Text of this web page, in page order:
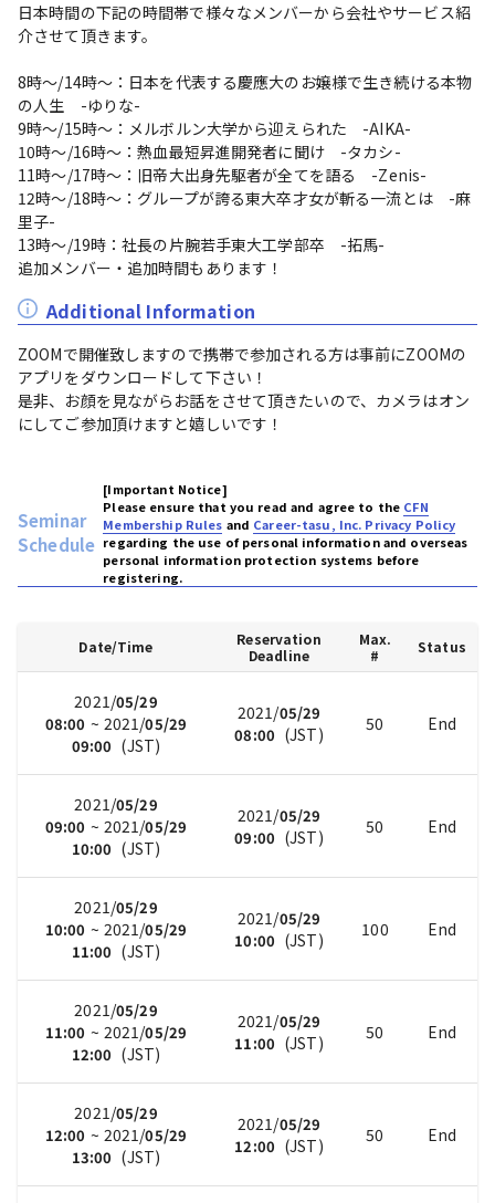
日本時間の下記の時間帯で様々なメンバーから会社やサービス紹
介させて頂きます。
8時～/14時～：日本を代表する慶應大のお嬢様で生き続ける本物
の人生　-ゆりな-
9時～/15時～：メルボルン大学から迎えられた　-AIKA-
10時～/16時～：熱血最短昇進開発者に聞け　-タカシ-
11時～/17時～：旧帝大出身先駆者が全てを語る　-Zenis-
12時～/18時～：グループが誇る東大卒才女が斬る一流とは　-麻
里子-
13時～/19時：社長の片腕若手東大工学部卒　-拓馬-
追加メンバー・追加時間もあります！
Additional Information
ZOOMで開催致しますので携帯で参加される方は事前にZOOMの
アプリをダウンロードして下さい！
是非、お顔を見ながらお話をさせて頂きたいので、カメラはオン
にしてご参加頂けますと嬉しいです！
Seminar
Schedule
[Important Notice]
Please ensure that you read and agree to the CFN
Membership Rules and Career-tasu, Inc. Privacy Policy
regarding the use of personal information and overseas
personal information protection systems before
registering.
Date/Time
Reservation
Deadline
Max.
#
Status
2021/05/29
08:00 ~ 2021/05/29
09:00 (JST)
2021/05/29
08:00 (JST) 50 End
2021/05/29
09:00 ~ 2021/05/29
10:00 (JST)
2021/05/29
09:00 (JST) 50 End
2021/05/29
10:00 ~ 2021/05/29
11:00 (JST)
2021/05/29
10:00 (JST) 100 End
2021/05/29
11:00 ~ 2021/05/29
12:00 (JST)
2021/05/29
11:00 (JST) 50 End
2021/05/29
12:00 ~ 2021/05/29
13:00 (JST)
2021/05/29
12:00 (JST) 50 End